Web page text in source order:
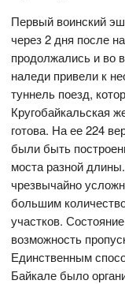
Первый воинский
через 2 дня после
продолжались и во
наледи привели к
туннель поезд,
Кругобайкальская
готова. На ее 224
были быть
моста разной
чрезвычайно
большим
участков.
возможность
Единственным
Байкале было